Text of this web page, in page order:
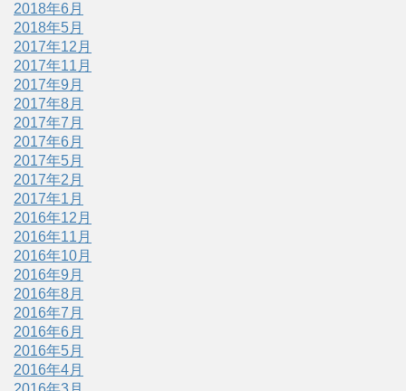
2018年6月
2018年5月
2017年12月
2017年11月
2017年9月
2017年8月
2017年7月
2017年6月
2017年5月
2017年2月
2017年1月
2016年12月
2016年11月
2016年10月
2016年9月
2016年8月
2016年7月
2016年6月
2016年5月
2016年4月